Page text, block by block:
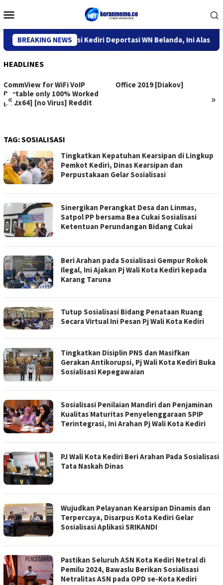
to
Menu
BREAKING NEWS
Kantor Imigrasi Kediri Deportasi WN Belanda, Ini Alasannya
HEADLINES
« »
CommView for WiFi VoIP
Portable only 100% Worked
[x32x64] [no Virus] Reddit
Office 2019 [Diakov]
TAG:SOSIALISASI
Tingkatkan Kepatuhan Kearsipan di Lingkup
Pemkot Kediri, Dinas Kearsipan dan
Perpustakaan Gelar Sosialisasi
Sinergikan Perangkat Desa dan Linmas,
Satpol PP bersama Bea Cukai Sosialisasi
Ketentuan Perundangan Bidang Cukai
Beri Arahan pada Sosialisasi Gempur Rokok
Ilegal, Ini Ajakan Pj Wali Kota Kediri kepada
Karang Taruna
Tutup Sosialisasi Bidang Penataan Ruang
Secara Virtual Ini Pesan Pj Wali Kota Kediri
Tingkatkan Disiplin PNS dan Masifkan
Gerakan Antikorupsi, Pj Wali Kota Kediri Buka
Sosialisasi Kepegawaian
Sosialisasi Penilaian Mandiri dan Penjaminan
Kualitas Maturitas Penyelenggaraan SPIP
Terintegrasi, Ini Arahan Pj Wali Kota Kediri
PJ Wali Kota Kediri Beri Arahan Pada Sosialisasi
Tata Naskah Dinas
Wujudkan Pelayanan Kearsipan Dinamis dan
Terpercaya, Disarpus Kota Kediri Gelar
Sosialisasi Aplikasi SRIKANDI
Pastikan Seluruh ASN Kota Kediri Netral di
Pemilu 2024, Bawaslu Berikan Sosialisasi
Netralitas ASN pada OPD se-Kota Kediri